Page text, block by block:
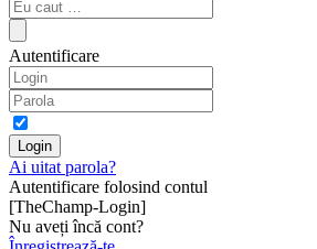
Autentificare
Ai uitat parola?
Autentificare folosind contul
[TheChamp-Login]
Nu aveți încă cont?